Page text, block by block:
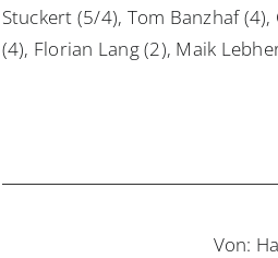
Stuckert (5/4), Tom Banzhaf
(4), Florian Lang (2), Maik
Von: